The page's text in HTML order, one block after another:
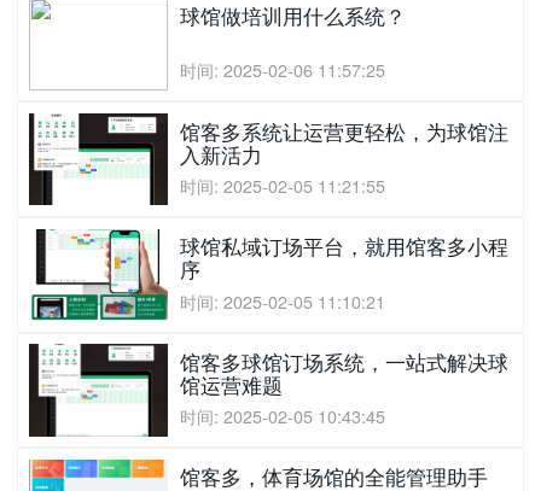
球馆做培训用什么系统？
时间: 2025-02-06 11:57:25
馆客多系统让运营更轻松，为球馆注
入新活力
时间: 2025-02-05 11:21:55
球馆私域订场平台，就用馆客多小程
序
时间: 2025-02-05 11:10:21
馆客多球馆订场系统，一站式解决球
馆运营难题
时间: 2025-02-05 10:43:45
馆客多，体育场馆的全能管理助手